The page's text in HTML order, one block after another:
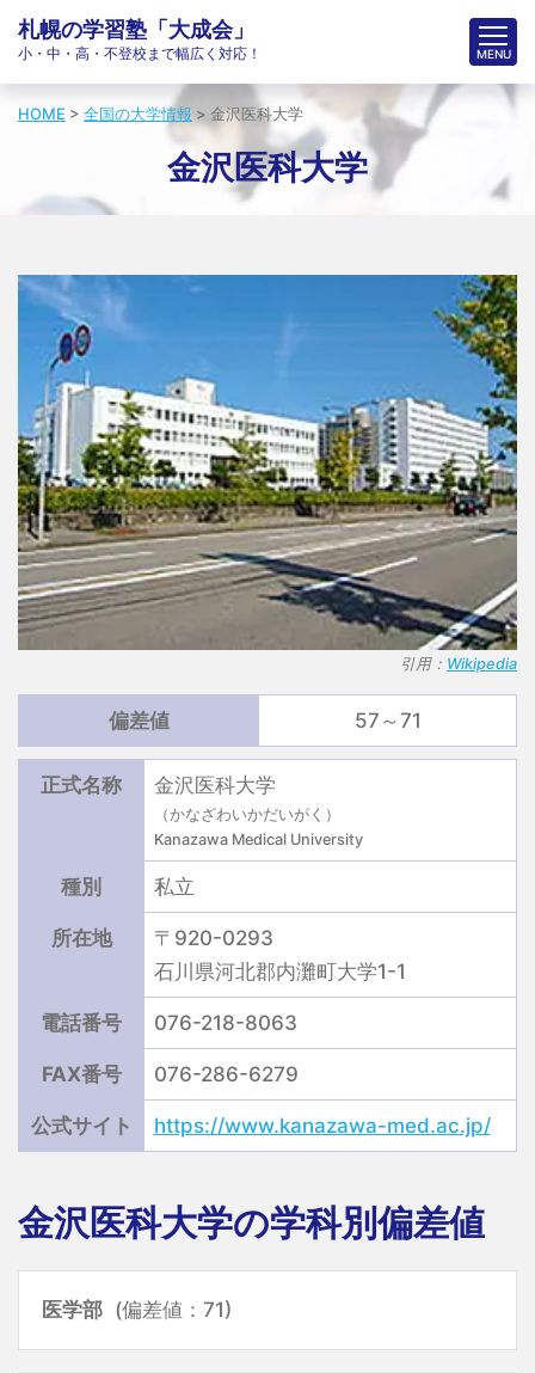
札幌の学習塾「大成会」
小・中・高・不登校まで幅広く対応！
HOME > 全国の大学情報 > 金沢医科大学
金沢医科大学
引用： Wikipedia
偏差値 57～71
正式名称 金沢医科大学
（かなざわいかだいがく）
Kanazawa Medical University
種別 私立
所在地
〒920-0293
石川県河北郡内灘町大学1-1
電話番号 076-218-8063
FAX番号 076-286-6279
公式サイト https://www.kanazawa-med.ac.jp/
金沢医科大学の学科別偏差値
医学部 (偏差値：71)